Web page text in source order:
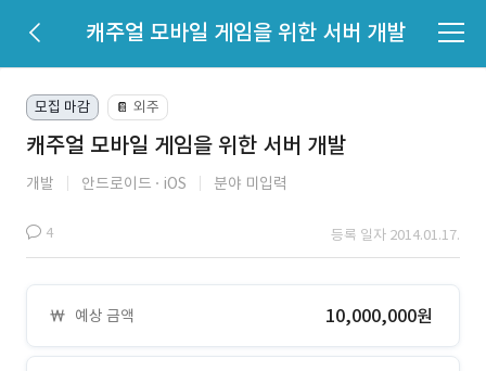
캐주얼 모바일 게임을 위한 서버 개발
모집 마감 📔 외주
캐주얼 모바일 게임을 위한 서버 개발
개발 안드로이드 iOS 분야 미입력
4 등록 일자 2014.01.17.
예상 금액 10,000,000원